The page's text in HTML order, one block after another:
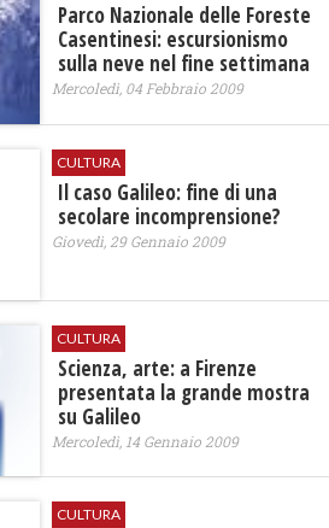
Parco Nazionale delle Foreste
Casentinesi: escursionismo
sulla neve nel fine settimana
Mercoledì, 04 Febbraio 2009
CULTURA
Il caso Galileo: fine di una
secolare incomprensione?
Giovedì, 29 Gennaio 2009
CULTURA
Scienza, arte: a Firenze
presentata la grande mostra
su Galileo
Mercoledì, 14 Gennaio 2009
CULTURA